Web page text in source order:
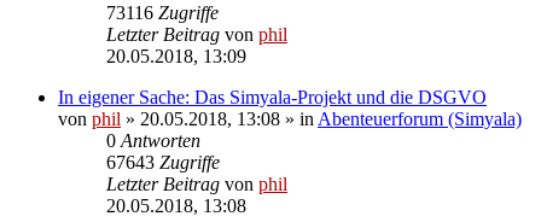
73116 Zugriffe
Letzter Beitrag von phil
20.05.2018, 13:09
In eigener Sache: Das Simyala-Projekt und die DSGVO
von phil » 20.05.2018, 13:08 » in Abenteuerforum (Simyala)
0 Antworten
67643 Zugriffe
Letzter Beitrag von phil
20.05.2018, 13:08